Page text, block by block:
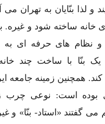
و لذا بنّایان به تهران می
خانه ساخته شود و غیره.
نظام های حرفه ای به
بنّا با ساخت چند خانه
همچنین زمینه جامعه
بوده است: نوعی چرب
گفتند «استاد- بنّا» و